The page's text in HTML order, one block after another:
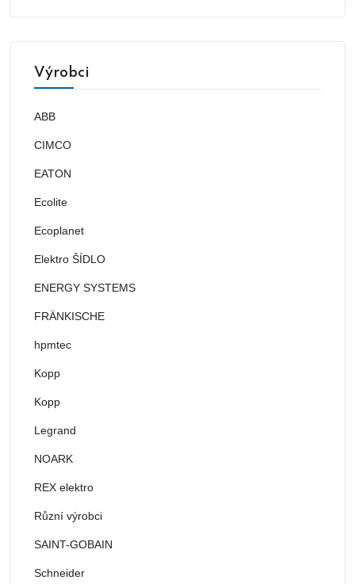
Výrobci
ABB
CIMCO
EATON
Ecolite
Ecoplanet
Elektro ŠÍDLO
ENERGY SYSTEMS
FRÄNKISCHE
hpmtec
Kopp
Kopp
Legrand
NOARK
REX elektro
Různí výrobci
SAINT-GOBAIN
Schneider